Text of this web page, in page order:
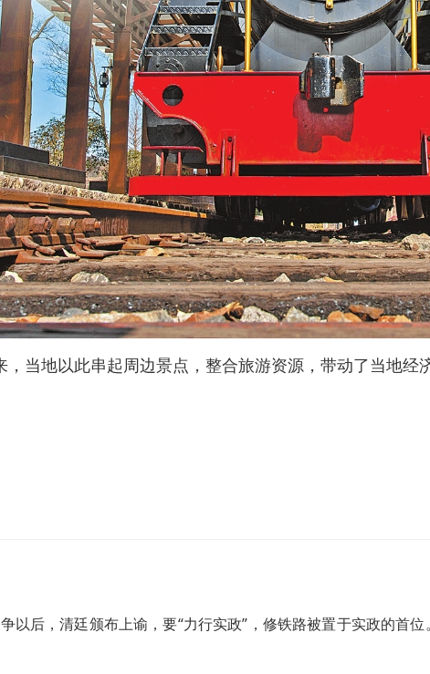
当地以此串起周边景点，整合旅游资源，带动了当地经
以后，清廷颁布上谕，要“力行实政”，修铁路被置于实政的首